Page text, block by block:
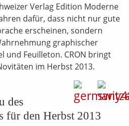
Verlag Edition Moderne
dafür, dass nicht nur gute
erscheinen, sondern
graphischer
und Feuilleton. CRON bringt
im Herbst 2013.
des
für den Herbst 2013